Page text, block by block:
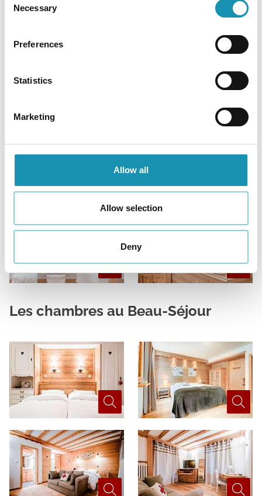
Selection
Necessary
Preferences
Statistics
Marketing
Allow all
Allow selection
Deny
Les chambres au Beau-Séjour